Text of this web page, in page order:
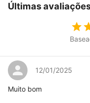
Últimas
12/01/2025
Muito bom